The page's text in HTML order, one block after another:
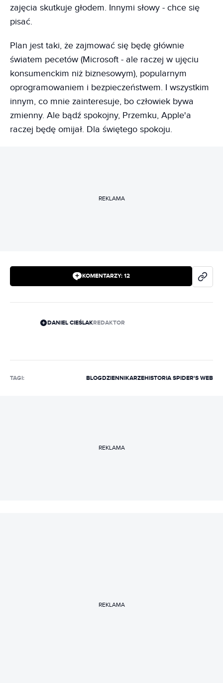
zajęcia skutkuje głodem. Innymi słowy - chce się
pisać.
Plan jest taki, że zajmować się będę głównie
światem pecetów (Microsoft - ale raczej w ujęciu
konsumenckim niż biznesowym), popularnym
oprogramowaniem i bezpieczeństwem. I wszystkim
innym, co mnie zainteresuje, bo człowiek bywa
zmienny. Ale bądź spokojny, Przemku, Apple'a
raczej będę omijał. Dla świętego spokoju.
REKLAMA
KOMENTARZY: 12
DANIEL CIEŚLAKREDAKTOR
TAGI: BLOGDZIENNIKARZEHISTORIA SPIDER'S WEB
REKLAMA
REKLAMA